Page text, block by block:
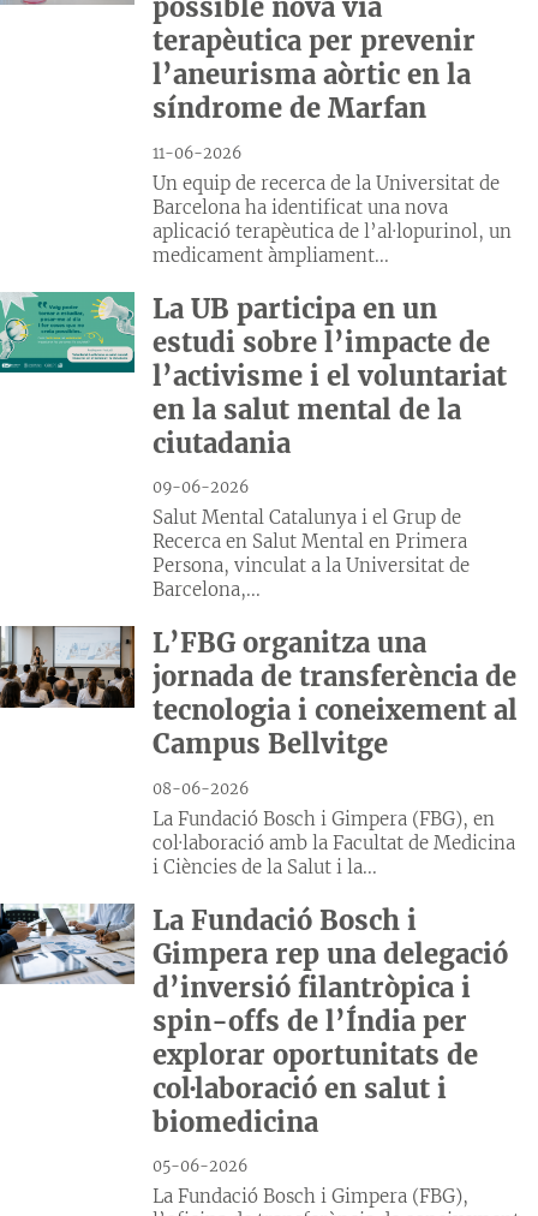
possible nova via
terapèutica per prevenir
l’aneurisma aòrtic en la
síndrome de Marfan
11-06-2026
Un equip de recerca de la Universitat de
Barcelona ha identificat una nova
aplicació terapèutica de l’al·lopurinol, un
medicament àmpliament...
La UB participa en un
estudi sobre l’impacte de
l’activisme i el voluntariat
en la salut mental de la
ciutadania
09-06-2026
Salut Mental Catalunya i el Grup de
Recerca en Salut Mental en Primera
Persona, vinculat a la Universitat de
Barcelona,...
L’FBG organitza una
jornada de transferència de
tecnologia i coneixement al
Campus Bellvitge
08-06-2026
La Fundació Bosch i Gimpera (FBG), en
col·laboració amb la Facultat de Medicina
i Ciències de la Salut i la...
La Fundació Bosch i
Gimpera rep una delegació
d’inversió filantròpica i
spin-offs de l’Índia per
explorar oportunitats de
col·laboració en salut i
biomedicina
05-06-2026
La Fundació Bosch i Gimpera (FBG),